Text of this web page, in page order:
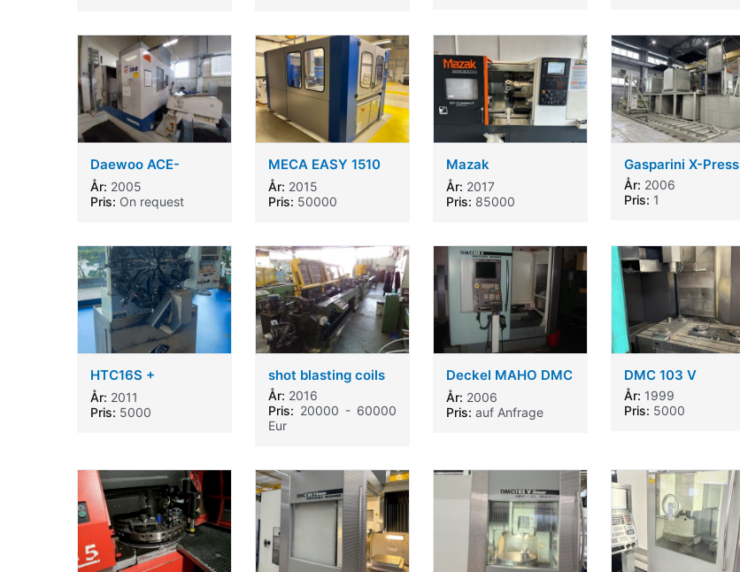
Daewoo ACE-
VC500 - 2005
metal lathe
År: 2005
Pris: On request
MECA EASY 1510
Machine
År: 2015
Pris: 50000
Mazak
QTN250MSYL
År: 2017
Pris: 85000
Gasparini X-Press
År: 2006
Pris: 1
HTC16S +
HTC20CNC
År: 2011
Pris: 5000
shot blasting coils
År: 2016
Pris: 20000 - 60000
Eur
Deckel MAHO DMC
635V
År: 2006
Pris: auf Anfrage
DMC 103 V
År: 1999
Pris: 5000